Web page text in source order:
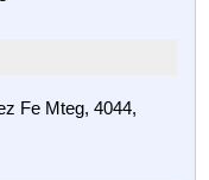
Fe Mteg, 4044,